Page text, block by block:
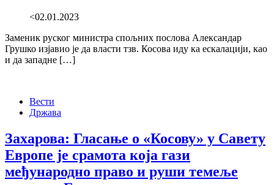
<02.01.2023
Заменик руског министра спољних послова Александар
Грушко изјавио је да власти тзв. Косова иду ка ескалацији, као
и да западне […]
Вести
Држава
Захарова: Гласање о «Косову» у Савету
Европе је срамота која гази
међународно право и руши темеље